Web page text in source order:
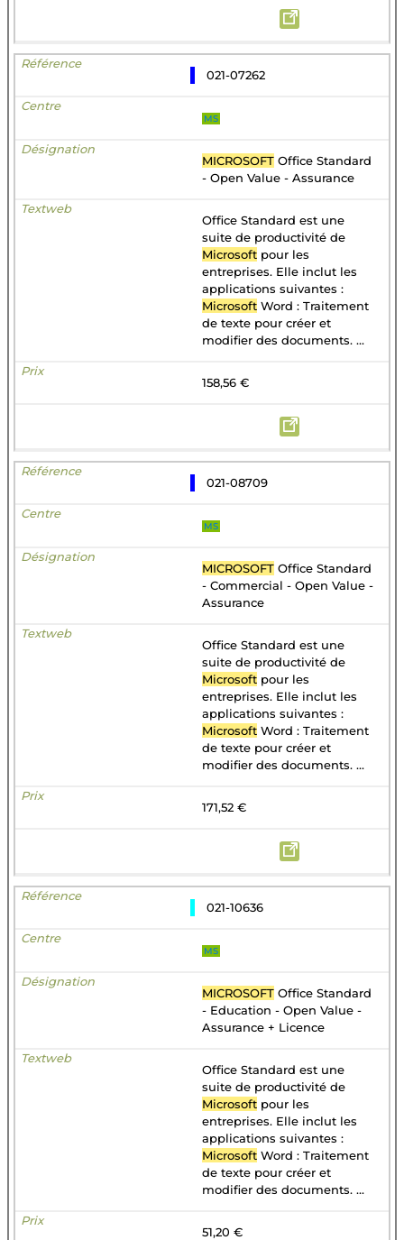
021-07262
MS
MICROSOFT Office Standard
- Open Value - Assurance
Office Standard est une
suite de productivité de
Microsoft pour les
entreprises. Elle inclut les
applications suivantes :
Microsoft Word : Traitement
de texte pour créer et
modifier des documents. ...
158,56 €
021-08709
MS
MICROSOFT Office Standard
- Commercial - Open Value -
Assurance
Office Standard est une
suite de productivité de
Microsoft pour les
entreprises. Elle inclut les
applications suivantes :
Microsoft Word : Traitement
de texte pour créer et
modifier des documents. ...
171,52 €
021-10636
MS
MICROSOFT Office Standard
- Education - Open Value -
Assurance + Licence
Office Standard est une
suite de productivité de
Microsoft pour les
entreprises. Elle inclut les
applications suivantes :
Microsoft Word : Traitement
de texte pour créer et
modifier des documents. ...
51,20 €